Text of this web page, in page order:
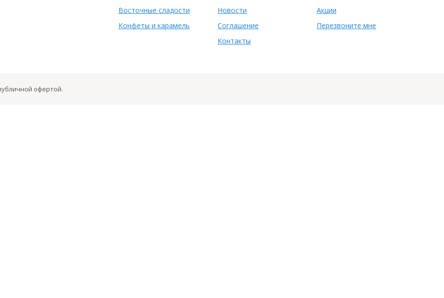
Восточные сладости
Конфеты и карамель
Новости
Соглашение
Контакты
Акции
Перезвоните мне
офертой.